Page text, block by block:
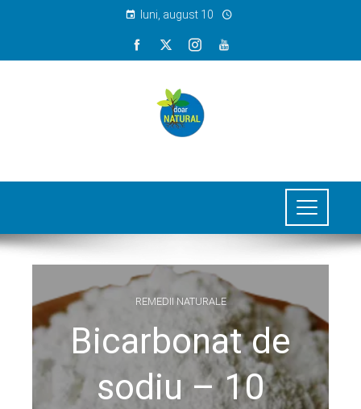
luni, august 10
REMEDII NATURALE
Bicarbonat de
sodiu – 10